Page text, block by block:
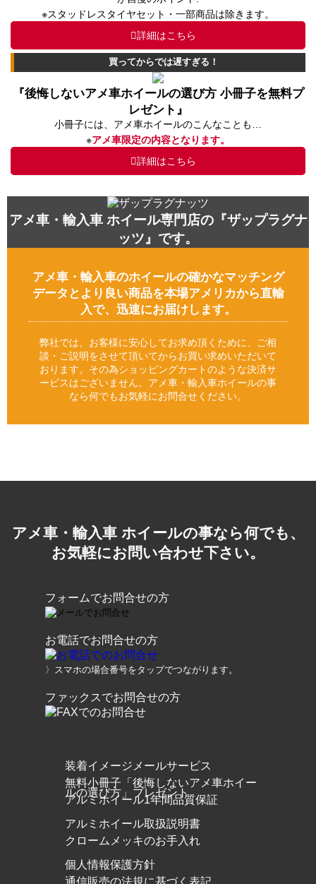
※スタッドレスタイヤセット・一部商品は除きます。
詳細はこちら
買ってからでは遅すぎる！
『後悔しないアメ車ホイールの選び方 小冊子を無料プ
レゼント』
小冊子には、アメ車ホイールのこんなことも…
※アメ車限定の内容となります。
詳細はこちら
アメ車・輸入車 ホイール専門店の『ザップラグナ
ッツ』です。
アメ車・輸入車のホイールの確かなマッチング
データとより良い商品を本場アメリカから直輸
入で、迅速にお届けします。
弊社では、お客様に安心してお求め頂くために、ご相
談・ご説明をさせて頂いてからお買い求めいただいて
おります。その為ショッピングカートのような決済サ
ービスはございません。アメ車・輸入車ホイールの事
なら何でもお気軽にお問合せください。
アメ車・輸入車 ホイールの事なら何でも、
お気軽にお問い合わせ下さい。
フォームでお問合せの方
お電話でお問合せの方
〉スマホの場合番号をタップでつながります。
ファックスでお問合せの方
装着イメージメールサービス
無料小冊子「後悔しないアメ車ホイー
ルの選び方」プレゼント
アルミホイール1年間品質保証
アルミホイール取扱説明書
クロームメッキのお手入れ
個人情報保護方針